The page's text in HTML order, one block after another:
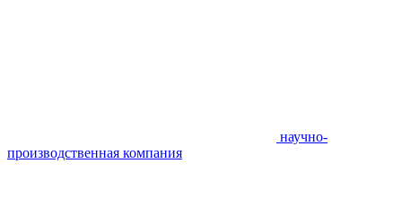
научно-
производственная компания